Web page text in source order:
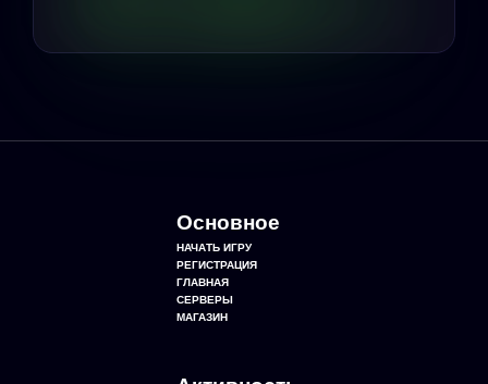
Основное
НАЧАТЬ ИГРУ
РЕГИСТРАЦИЯ
ГЛАВНАЯ
СЕРВЕРЫ
МАГАЗИН